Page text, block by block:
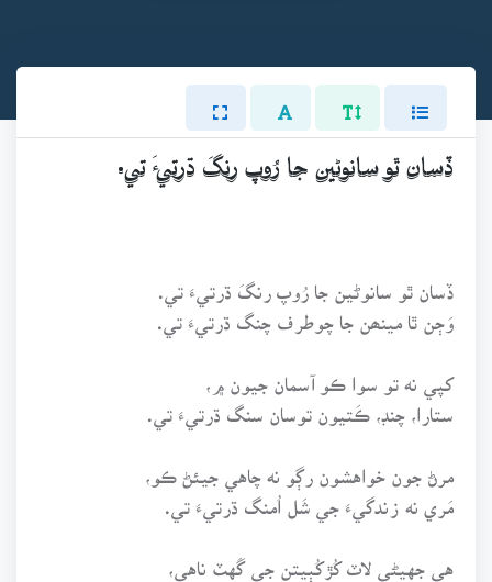
ڏسان ٿو سانوڻين جا رُوپ رنگَ ڌرتيءَ تي.
ڏسان ٿو سانوڻين جا رُوپ رنگَ ڌرتيءَ تي.
وَڄن ٿا مينھن جا چوطرف چنگ ڌرتيءَ تي.
کپي نه تو سوا ڪو آسمان جيون ۾،
ستارا، چنڊ، ڪَتيون توسان سنگ ڌرتيءَ تي.
مرڻ جون خواهشون رڳو نه چاهي جيئڻ ڪو،
مَري نه زندگيءَ جي شَل اُمنگ ڌرتيءَ تي.
هي جهيڻي لاٽ کُڙکُٻيتن جي گَهٽ ناهي،